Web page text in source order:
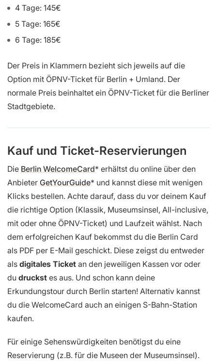
4 Tage: 145€
5 Tage: 165€
6 Tage: 185€
Der Preis in Klammern bezieht sich jeweils auf die
Option mit ÖPNV-Ticket für Berlin + Umland. Der
normale Preis beinhaltet ein ÖPNV-Ticket für die Berliner
Stadtgebiete.
Kauf und Ticket-Reservierungen
Die Berlin WelcomeCard
erhältst du online über den
Anbieter GetYourGuide
und kannst diese mit wenigen
Klicks bestellen. Achte darauf, dass du vor deinem Kauf
die richtige Option (Klassik, Museumsinsel, All-inclusive,
mit oder ohne ÖPNV-Ticket) und Laufzeit wählst. Nach
dem erfolgreichen Kauf bekommst du die Berlin Card
als PDF per E-Mail geschickt. Diese zeigst du entweder
als digitales Ticket an den jeweiligen Kassen vor oder
du druckst es aus. Und schon kann deine
Erkundungstour durch Berlin starten! Alternativ kannst
du die WelcomeCard auch an einigen S-Bahn-Station
kaufen.
Für einige Sehenswürdigkeiten benötigst du eine
Reservierung (z.B. für die Museen der Museumsinsel).